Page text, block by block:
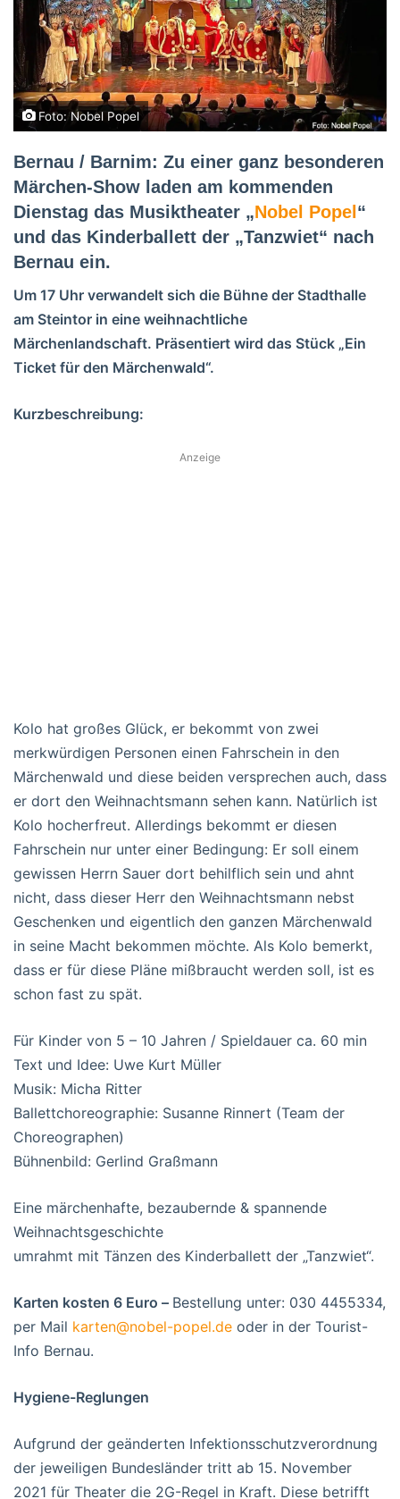
Foto: Nobel Popel
Bernau / Barnim: Zu einer ganz besonderen
Märchen-Show laden am kommenden
Dienstag das Musiktheater „Nobel Popel “
und das Kinderballett der „Tanzwiet“ nach
Bernau ein.
Um 17 Uhr verwandelt sich die Bühne der Stadthalle
am Steintor in eine weihnachtliche
Märchenlandschaft. Präsentiert wird das Stück „Ein
Ticket für den Märchenwald“.
Kurzbeschreibung:
Anzeige
Kolo hat großes Glück, er bekommt von zwei
merkwürdigen Personen einen Fahrschein in den
Märchenwald und diese beiden versprechen auch, dass
er dort den Weihnachtsmann sehen kann. Natürlich ist
Kolo hocherfreut. Allerdings bekommt er diesen
Fahrschein nur unter einer Bedingung: Er soll einem
gewissen Herrn Sauer dort behilflich sein und ahnt
nicht, dass dieser Herr den Weihnachtsmann nebst
Geschenken und eigentlich den ganzen Märchenwald
in seine Macht bekommen möchte. Als Kolo bemerkt,
dass er für diese Pläne mißbraucht werden soll, ist es
schon fast zu spät.
Für Kinder von 5 – 10 Jahren / Spieldauer ca. 60 min
Text und Idee: Uwe Kurt Müller
Musik: Micha Ritter
Ballettchoreographie: Susanne Rinnert (Team der
Choreographen)
Bühnenbild: Gerlind Graßmann
Eine märchenhafte, bezaubernde & spannende
Weihnachtsgeschichte
umrahmt mit Tänzen des Kinderballett der „Tanzwiet“.
Karten kosten 6 Euro – Bestellung unter: 030 4455334,
per Mail karten@nobel-popel.de oder in der Tourist-
Info Bernau.
Hygiene-Reglungen
Aufgrund der geänderten Infektionsschutzverordnung
der jeweiligen Bundesländer tritt ab 15. November
2021 für Theater die 2G-Regel in Kraft. Diese betrifft